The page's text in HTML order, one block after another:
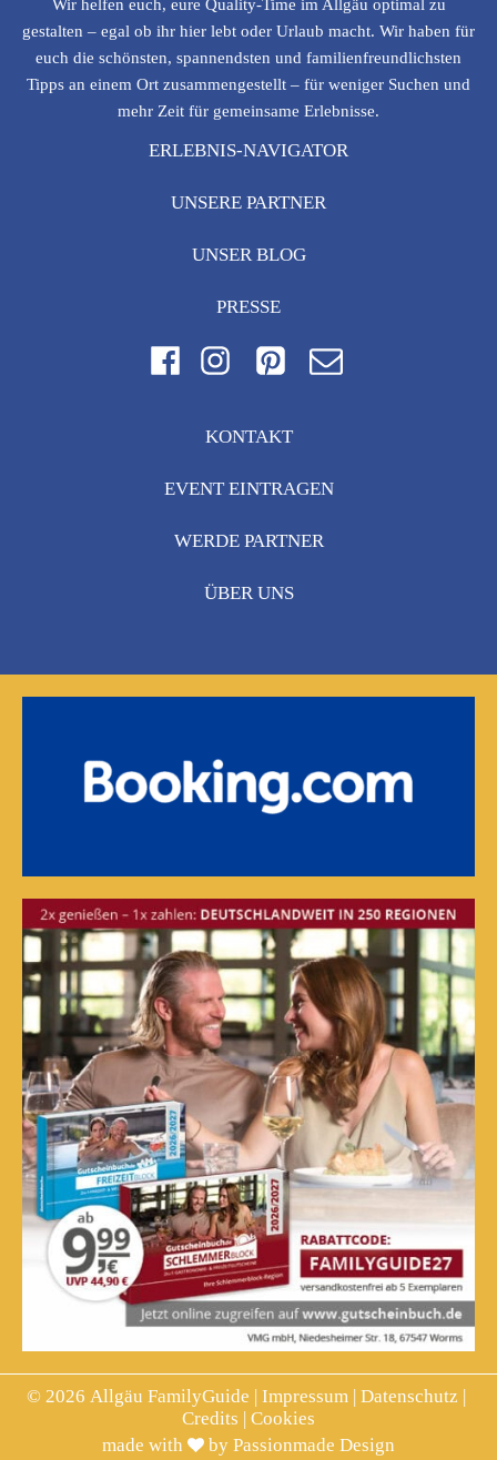
Wir helfen euch, eure Quality-Time im Allgäu optimal zu
gestalten – egal ob ihr hier lebt oder Urlaub macht. Wir haben für
euch die schönsten, spannendsten und familienfreundlichsten
Tipps an einem Ort zusammengestellt – für weniger Suchen und
mehr Zeit für gemeinsame Erlebnisse.
ERLEBNIS-NAVIGATOR
UNSERE PARTNER
UNSER BLOG
PRESSE
ÜBER UNS
WERDE PARTNER
EVENT EINTRAGEN
KONTAKT
© 2026 Allgäu FamilyGuide Impressum Datenschutz
Credits
Cookies
made with
by Passionmade Design